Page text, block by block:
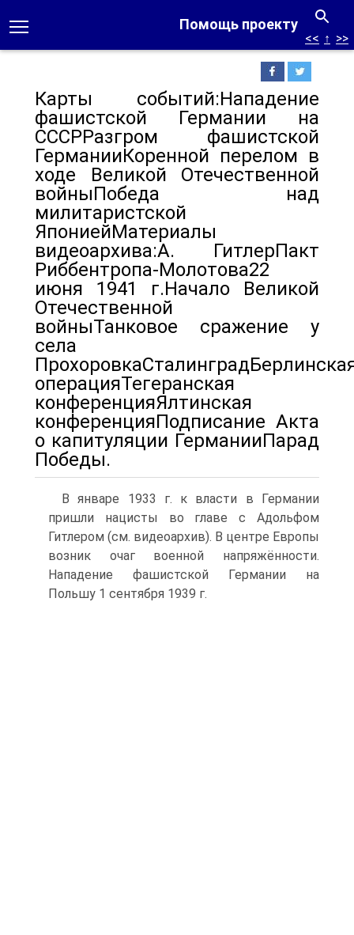
Помощь проекту
<< ↑ >>
Карты событий:Нападение
фашистской Германии на
СССРРазгром фашистской
ГерманииКоренной перелом в
ходе Великой Отечественной
войныПобеда над
милитаристской
ЯпониейМатериалы
видеоархива:А. ГитлерПакт
Риббентропа-Молотова22
июня 1941 г.Начало Великой
Отечественной
войныТанковое сражение у
села
операцияТегеранская
конференцияЯлтинская
конференцияПодписание Акта
о капитуляции ГерманииПарад
Победы.
В январе 1933 г. к власти в Германии
пришли нацисты во главе с Адольфом
Гитлером (см. видеоархив). В центре Европы
возник очаг военной напряжённости.
Нападение фашистской Германии на
Польшу 1 сентября 1939 г.